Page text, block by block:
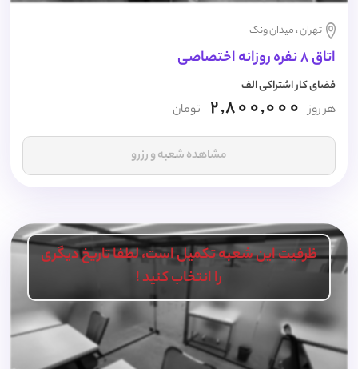
تهران ، میدان ونک
اتاق 8 نفره روزانه اختصاصی
فضای کار اشتراکی الف
هر روز 2,800,000 تومان
مشاهده شعبه و رزرو
ظرفیت این شعبه تکمیل است، لطفا تاریخ دیگری
را انتخاب کنید !